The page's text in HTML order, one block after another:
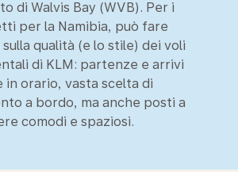
di Walvis Bay (WVB). Per i
per la Namibia, può fare
qualità (e lo stile) dei voli
di KLM: partenze e arrivi
in orario, vasta scelta di
a bordo, ma anche posti a
comodi e spaziosi.